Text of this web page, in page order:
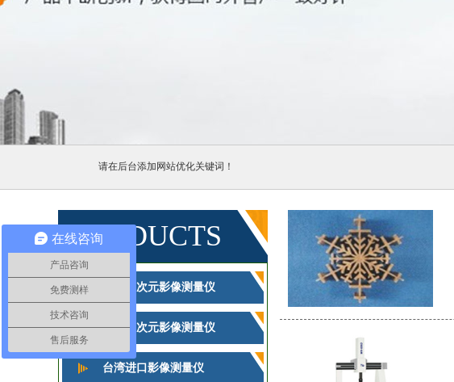
请在后台添加网站优化关键词！
PRODUCTS
手动二次元影像测量仪
自动二次元影像测量仪
台湾进口影像测量仪
在线咨询
产品咨询
免费测样
技术咨询
售后服务